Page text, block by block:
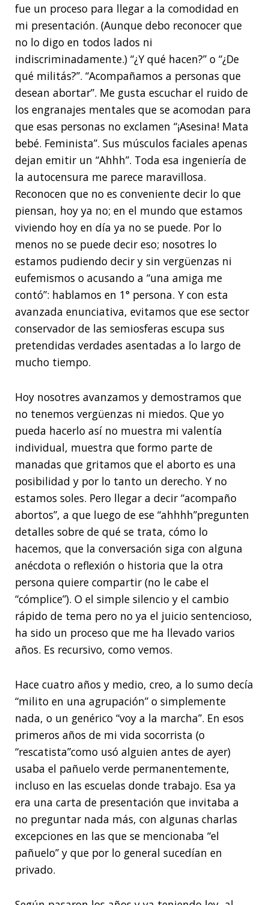
fue un proceso para llegar a la comodidad en
mi presentación. (Aunque debo reconocer que
no lo digo en todos lados ni
indiscriminadamente.) “¿Y qué hacen?” o “¿De
qué militás?”. “Acompañamos a personas que
desean abortar”. Me gusta escuchar el ruido de
los engranajes mentales que se acomodan para
que esas personas no exclamen “¡Asesina! Mata
bebé. Feminista”. Sus músculos faciales apenas
dejan emitir un “Ahhh”. Toda esa ingeniería de
la autocensura me parece maravillosa.
Reconocen que no es conveniente decir lo que
piensan, hoy ya no; en el mundo que estamos
viviendo hoy en día ya no se puede. Por lo
menos no se puede decir eso; nosotres lo
estamos pudiendo decir y sin vergüenzas ni
eufemismos o acusando a “una amiga me
contó”: hablamos en 1° persona. Y con esta
avanzada enunciativa, evitamos que ese sector
conservador de las semiosferas escupa sus
pretendidas verdades asentadas a lo largo de
mucho tiempo.
Hoy nosotres avanzamos y demostramos que
no tenemos vergüenzas ni miedos. Que yo
pueda hacerlo así no muestra mi valentía
individual, muestra que formo parte de
manadas que gritamos que el aborto es una
posibilidad y por lo tanto un derecho. Y no
estamos soles. Pero llegar a decir “acompaño
abortos”, a que luego de ese “ahhhh”pregunten
detalles sobre de qué se trata, cómo lo
hacemos, que la conversación siga con alguna
anécdota o reflexión o historia que la otra
persona quiere compartir (no le cabe el
“cómplice”). O el simple silencio y el cambio
rápido de tema pero no ya el juicio sentencioso,
ha sido un proceso que me ha llevado varios
años. Es recursivo, como vemos.
Hace cuatro años y medio, creo, a lo sumo decía
“milito en una agrupación” o simplemente
nada, o un genérico “voy a la marcha”. En esos
primeros años de mi vida socorrista (o
“rescatista”como usó alguien antes de ayer)
usaba el pañuelo verde permanentemente,
incluso en las escuelas donde trabajo. Esa ya
era una carta de presentación que invitaba a
no preguntar nada más, con algunas charlas
excepciones en las que se mencionaba “el
pañuelo” y que por lo general sucedían en
privado.